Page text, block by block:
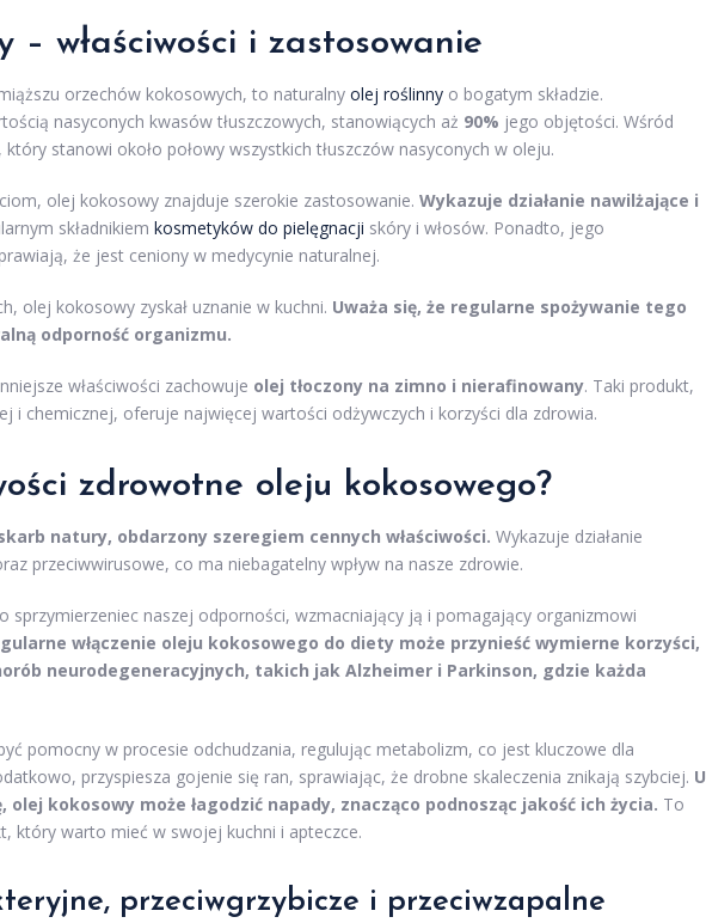
– właściwości i zastosowanie
orzechów kokosowych, to naturalny olej roślinny o bogatym składzie.
nasyconych kwasów tłuszczowych, stanowiących aż 90% jego objętości. Wśród
, który stanowi około połowy wszystkich tłuszczów nasyconych w oleju.
olej kokosowy znajduje szerokie zastosowanie. Wykazuje działanie nawilżające i
składnikiem kosmetyków do pielęgnacji skóry i włosów. Ponadto, jego
że jest ceniony w medycynie naturalnej.
olej kokosowy zyskał uznanie w kuchni. Uważa się, że regularne spożywanie tego
odporność organizmu.
właściwości zachowuje olej tłoczony na zimno i nierafinowany. Taki produkt,
i chemicznej, oferuje najwięcej wartości odżywczych i korzyści dla zdrowia.
zdrowotne oleju kokosowego?
natury, obdarzony szeregiem cennych właściwości. Wykazuje działanie
przeciwwirusowe, co ma niebagatelny wpływ na nasze zdrowie.
sprzymierzeniec naszej odporności, wzmacniający ją i pomagający organizmowi
włączenie oleju kokosowego do diety może przynieść wymierne korzyści,
neurodegeneracyjnych, takich jak Alzheimer i Parkinson, gdzie każda
pomocny w procesie odchudzania, regulując metabolizm, co jest kluczowe dla
przyspiesza gojenie się ran, sprawiając, że drobne skaleczenia znikają szybciej. U
olej kokosowy może łagodzić napady, znacząco podnosząc jakość ich życia. To
który warto mieć w swojej kuchni i apteczce.
przeciwgrzybicze i przeciwzapalne